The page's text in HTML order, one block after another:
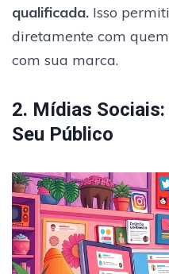
qualificada. Isso
diretamente com
com sua marca.
2. Mídias
Seu Público